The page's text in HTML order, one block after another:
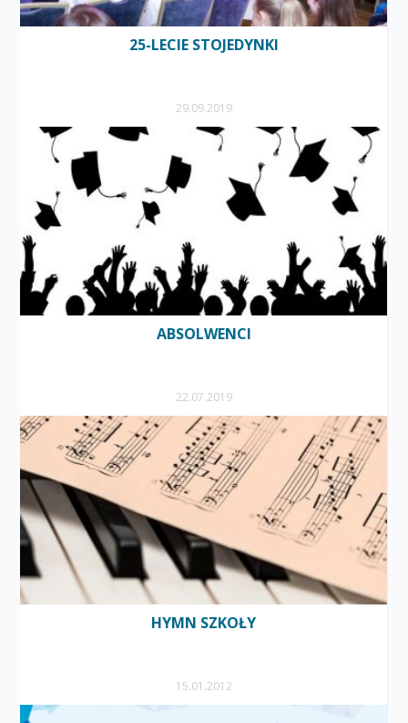
25-LECIE STOJEDYNKI
29.09.2019
ABSOLWENCI
22.07.2019
HYMN SZKOŁY
15.01.2012